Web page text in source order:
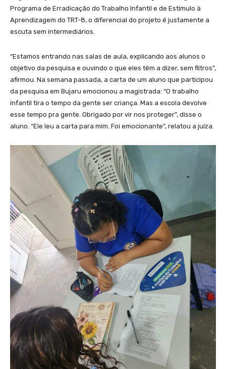
Programa de Erradicação do Trabalho Infantil e de Estímulo à
Aprendizagem do TRT-8, o diferencial do projeto é justamente a
escuta sem intermediários.
“Estamos entrando nas salas de aula, explicando aos alunos o
objetivo da pesquisa e ouvindo o que eles têm a dizer, sem filtros”,
afirmou. Na semana passada, a carta de um aluno que participou
da pesquisa em Bujaru emocionou a magistrada: “O trabalho
infantil tira o tempo da gente ser criança. Mas a escola devolve
esse tempo pra gente. Obrigado por vir nos proteger”, disse o
aluno. “Ele leu a carta para mim. Foi emocionante”, relatou a juíza.